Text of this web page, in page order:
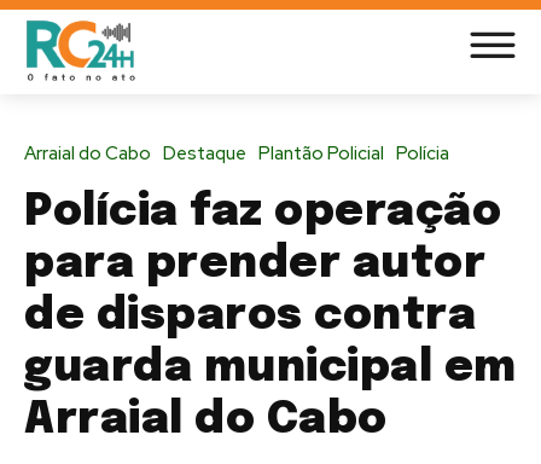
Arraial do Cabo Destaque Plantão Policial Polícia
Polícia faz operação
para prender autor
de disparos contra
guarda municipal em
Arraial do Cabo